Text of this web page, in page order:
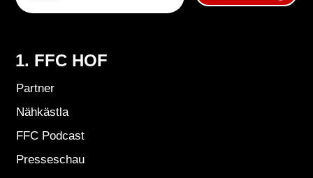
1. FFC HOF
Partner
Nähkästla
FFC Podcast
Presseschau